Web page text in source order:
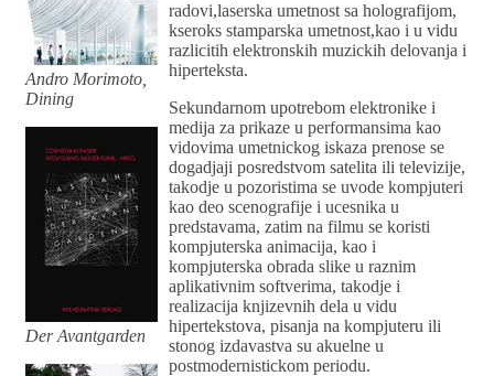
Andro Morimoto,
Dining
Der Avantgarden
radovi,laserska umetnost sa holografijom,
kseroks stamparska umetnost,kao i u vidu
razlicitih elektronskih muzickih delovanja i
hiperteksta.
Sekundarnom upotrebom elektronike i
medija za prikaze u performansima kao
vidovima umetnickog iskaza prenose se
dogadjaji posredstvom satelita ili televizije,
takodje u pozoristima se uvode kompjuteri
kao deo scenografije i ucesnika u
predstavama, zatim na filmu se koristi
kompjuterska animacija, kao i
kompjuterska obrada slike u raznim
aplikativnim softverima, takodje i
realizacija knjizevnih dela u vidu
hipertekstova, pisanja na kompjuteru ili
stonog izdavastva su akuelne u
postmodernistickom periodu.